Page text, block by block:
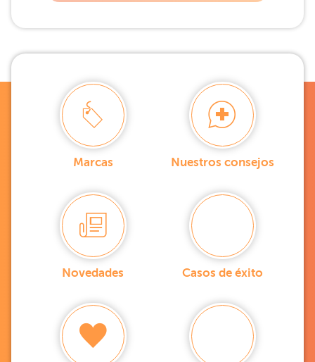
Marcas Nuestros consejos
Novedades Casos de éxito